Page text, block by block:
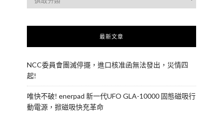
最新文章
NCC委員會團滅停擺，進口核准函無法發出，災情四
起!
唯快不破! enerpad 新一代UFO GLA-10000 固態磁吸行
動電源，掀磁吸快充革命